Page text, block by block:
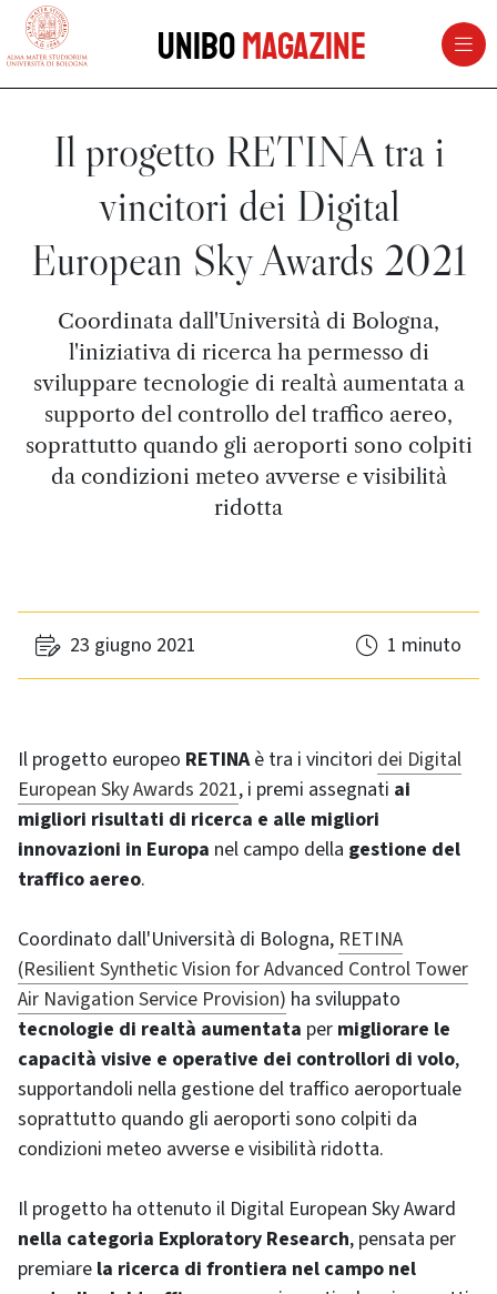
vai al contenuto della pagina
UniboMagazine
Il progetto RETINA tra i
vincitori dei Digital
European Sky Awards 2021
Coordinata dall'Università di Bologna,
l'iniziativa di ricerca ha permesso di
sviluppare tecnologie di realtà aumentata a
supporto del controllo del traffico aereo,
soprattutto quando gli aeroporti sono colpiti
da condizioni meteo avverse e visibilità
ridotta
23 giugno 2021 1 minuto
Il progetto europeo RETINAè tra i vincitori dei Digital
European Sky Awards 2021, i premi assegnati ai
migliori risultati di ricerca e alle migliori
innovazioni in Europa nel campo della gestione del
traffico aereo.
Coordinato dall'Università di Bologna, RETINA
(Resilient Synthetic Vision for Advanced Control Tower
Air Navigation Service Provision) ha sviluppato
tecnologie di realtà aumentata per migliorare le
capacità visive e operative dei controllori di volo,
supportandoli nella gestione del traffico aeroportuale
soprattutto quando gli aeroporti sono colpiti da
condizioni meteo avverse e visibilità ridotta.
Il progetto ha ottenuto il Digital European Sky Award
nella categoria Exploratory Research, pensata per
premiare la ricerca di frontiera nel campo nel